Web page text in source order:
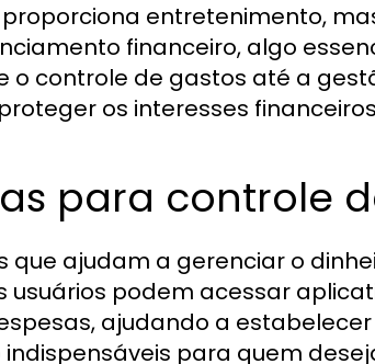
proporciona entretenimento,
financeiro, algo
o controle de gastos até a
os interesses
para controle
que ajudam a gerenciar o
usuários podem acessar
ajudando a
indispensáveis para quem